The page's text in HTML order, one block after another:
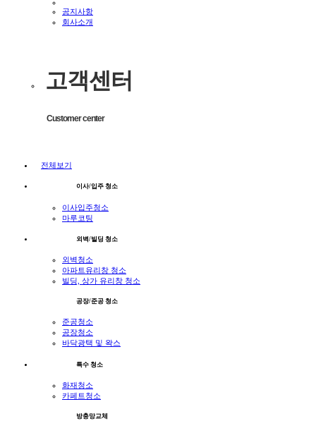
공지사항
회사소개
고객센터
Customer center
전체보기
이사/입주 청소
이사입주청소
마루코팅
외벽/빌딩 청소
외벽청소
아파트유리창 청소
빌딩, 상가 유리창 청소
공장/준공 청소
준공청소
공장청소
바닥광택 및 왁스
특수 청소
화재청소
카페트청소
방충망교체